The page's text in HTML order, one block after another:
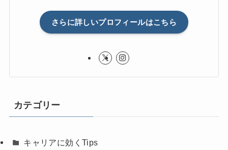
さらに詳しいプロフィールはこちら
カテゴリー
キャリアに効くTips